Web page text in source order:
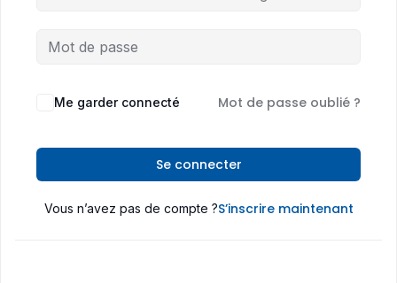
Me garder connecté Mot de passe oublié ?
Se connecter
Vous n’avez pas de compte ?S’inscrire maintenant